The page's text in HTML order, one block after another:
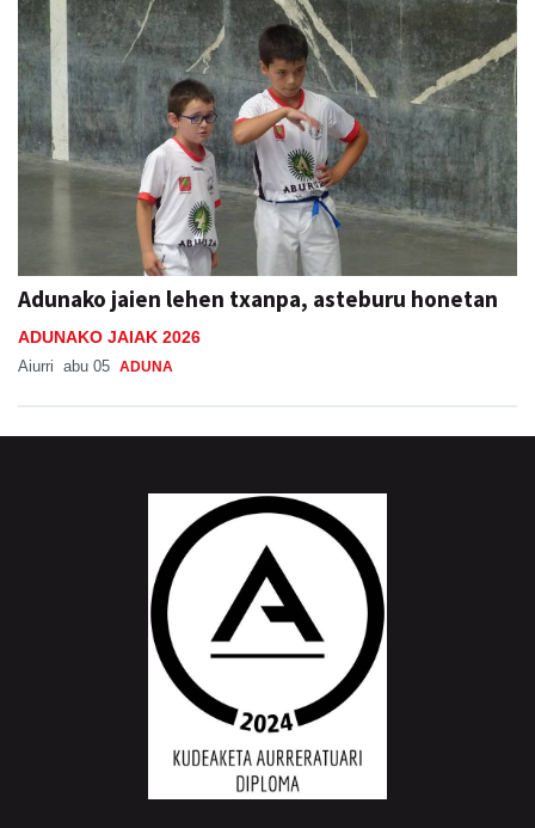
Adunako jaien lehen txanpa, asteburu honetan
ADUNAKO JAIAK 2026
Aiurri abu 05 ADUNA